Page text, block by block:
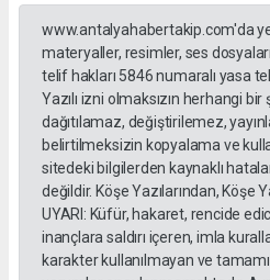
www.antalyahabertakip.com'da
materyaller, resimler, ses
telif hakları 5846 numaralı yasa
Yazılı izni olmaksızın herhangi
dağıtılamaz, değiştirilemez,
belirtilmeksizin kopyalama ve
sitedeki bilgilerden kaynaklı
değildir. Köşe Yazılarından, Köşe
UYARI: Küfür, hakaret, rencide
inançlara saldırı içeren, imla
karakter kullanılmayan ve